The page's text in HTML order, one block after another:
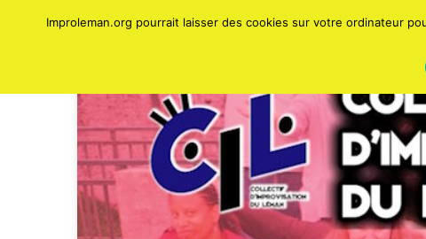
Improleman.org pourrait laisser des cookies sur votre ordinateur